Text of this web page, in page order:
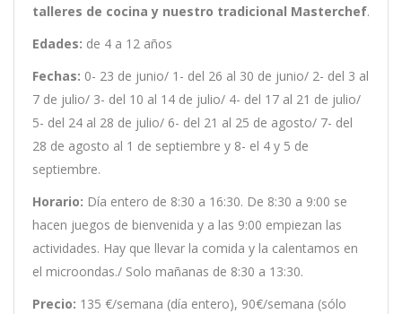
talleres de cocina y nuestro tradicional Masterchef.
Edades: de 4 a 12 años
Fechas: 0- 23 de junio/ 1- del 26 al 30 de junio/ 2- del 3 al
7 de julio/ 3- del 10 al 14 de julio/ 4- del 17 al 21 de julio/
5- del 24 al 28 de julio/ 6- del 21 al 25 de agosto/ 7- del
28 de agosto al 1 de septiembre y 8- el 4 y 5 de
septiembre.
Horario: Día entero de 8:30 a 16:30. De 8:30 a 9:00 se
hacen juegos de bienvenida y a las 9:00 empiezan las
actividades. Hay que llevar la comida y la calentamos en
el microondas./ Solo mañanas de 8:30 a 13:30.
Precio: 135 €/semana (día entero), 90€/semana (sólo